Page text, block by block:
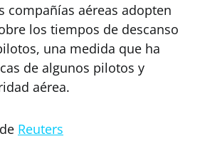
compañías aéreas adopten
los tiempos de descanso
una medida que ha
de algunos pilotos y
aérea.
Reuters